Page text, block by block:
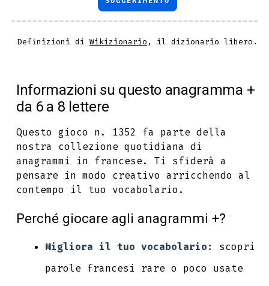
Definizioni diWikizionario , il dizionario libero.
Informazioni su questo anagramma +
da 6 a 8 lettere
Questo gioco n. 1352 fa parte della
nostra collezione quotidiana di
anagrammi in francese. Ti sfiderà a
pensare in modo creativo arricchendo al
contempo il tuo vocabolario.
Perché giocare agli anagrammi +?
Migliora il tuo vocabolario:
scopri
parole francesi rare o poco usate